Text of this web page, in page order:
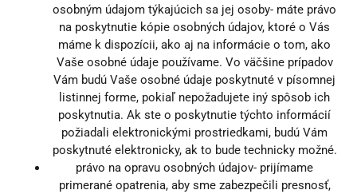
osobným údajom týkajúcich sa jej osoby- máte právo
na poskytnutie kópie osobných údajov, ktoré o Vás
máme k dispozícii, ako aj na informácie o tom, ako
Vaše osobné údaje používame. Vo väčšine prípadov
Vám budú Vaše osobné údaje poskytnuté v písomnej
listinnej forme, pokiaľ nepožadujete iný spôsob ich
poskytnutia. Ak ste o poskytnutie týchto informácií
požiadali elektronickými prostriedkami, budú Vám
poskytnuté elektronicky, ak to bude technicky možné.
právo na opravu osobných údajov- prijímame
primerané opatrenia, aby sme zabezpečili presnosť,